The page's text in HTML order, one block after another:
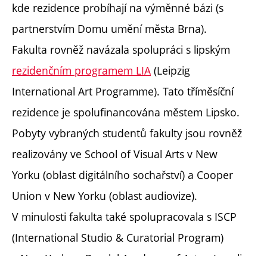
kde rezidence probíhají na výměnné bázi (s
partnerstvím Domu umění města Brna).
Fakulta rovněž navázala spolupráci s lipským
rezidenčním programem LIA (Leipzig
International Art Programme). Tato tříměsíční
rezidence je spolufinancována městem Lipsko.
Pobyty vybraných studentů fakulty jsou rovněž
realizovány ve School of Visual Arts v New
Yorku (oblast digitálního sochařství) a Cooper
Union v New Yorku (oblast audiovize).
V minulosti fakulta také spolupracovala s ISCP
(International Studio & Curatorial Program)